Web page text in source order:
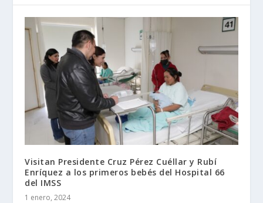
Visitan Presidente Cruz Pérez Cuéllar y Rubí
Enríquez a los primeros bebés del Hospital 66
del IMSS
1 enero, 2024